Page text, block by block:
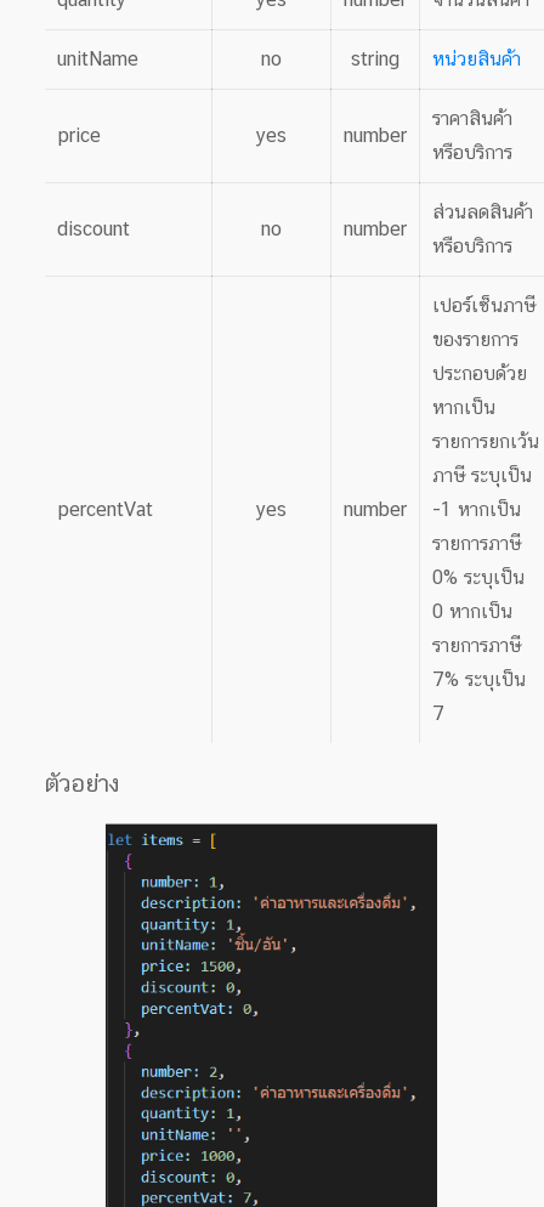
unitName no string หน่วยสินค้า
price yes number
ราคาสินค้า
หรือบริการ
discount no number
ส่วนลดสินค้า
หรือบริการ
percentVat yes number
เปอร์เซ็นภาษี
ของรายการ
ประกอบด้วย
หากเป็น
รายการยกเว้น
ภาษี ระบุเป็น
-1 หากเป็น
รายการภาษี
0% ระบุเป็น
0 หากเป็น
รายการภาษี
7% ระบุเป็น
7
ตัวอย่าง